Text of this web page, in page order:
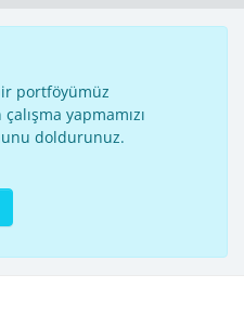
portföyümüz
yapmamızı
doldurunuz.